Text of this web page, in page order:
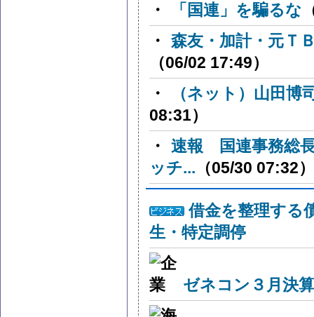
・ 「国連」を騙るな
・ 森友・加計・元Ｔ
（06/02 17:49）
・
（ネット）山田博
08:31）
・ 速報 国連事務総
ッチ... （05/30 07:32）
借金を整理する
生・特定調停
ゼネコン３月決